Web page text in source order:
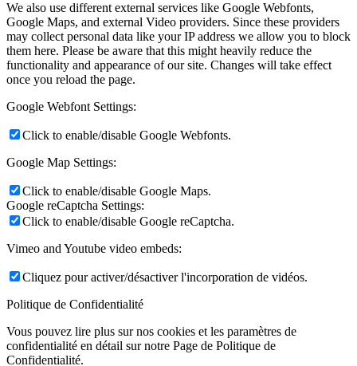
We also use different external services like Google Webfonts,
Google Maps, and external Video providers. Since these providers
may collect personal data like your IP address we allow you to block
them here. Please be aware that this might heavily reduce the
functionality and appearance of our site. Changes will take effect
once you reload the page.
Google Webfont Settings:
Click to enable/disable Google Webfonts.
Google Map Settings:
Click to enable/disable Google Maps.
Google reCaptcha Settings:
Click to enable/disable Google reCaptcha.
Vimeo and Youtube video embeds:
Cliquez pour activer/désactiver l'incorporation de vidéos.
Politique de Confidentialité
Vous pouvez lire plus sur nos cookies et les paramètres de
confidentialité en détail sur notre Page de Politique de
Confidentialité.